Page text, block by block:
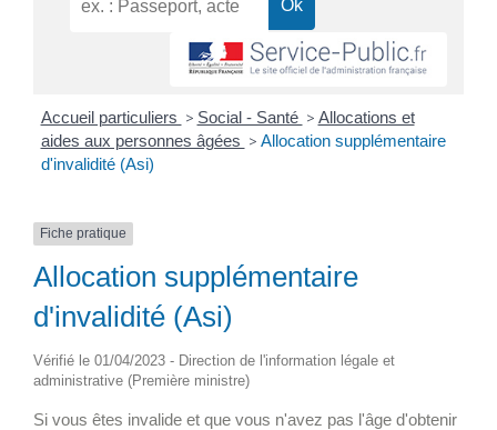
Accueil particuliers > Social - Santé > Allocations et
aides aux personnes âgées > Allocation supplémentaire
d'invalidité (Asi)
Fiche pratique
Allocation supplémentaire
d'invalidité (Asi)
Vérifié le 01/04/2023 - Direction de l'information légale et
administrative (Première ministre)
Si vous êtes invalide et que vous n'avez pas l'âge d'obtenir